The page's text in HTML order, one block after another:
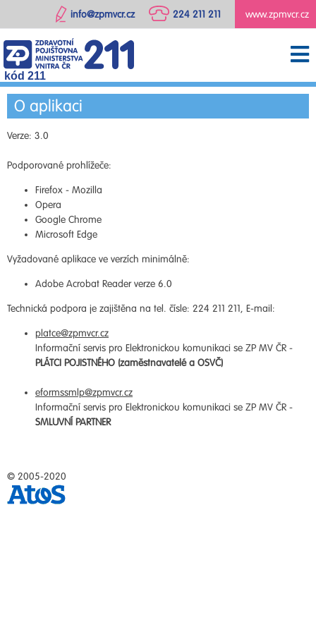
www.zpmvcr.cz
224 211 211
info@zpmvcr.cz
kód 211
O aplikaci
Verze: 3.0
Podporované prohlížeče:
Firefox - Mozilla
Opera
Google Chrome
Microsoft Edge
Vyžadované aplikace ve verzích minimálně:
Adobe Acrobat Reader verze 6.0
Technická podpora je zajištěna na tel. čísle: 224 211 211, E-mail:
platce@zpmvcr.cz
Informační servis pro Elektronickou komunikaci se ZP MV ČR -
PLÁTCI POJISTNÉHO (zaměstnavatelé a OSVČ)
eformssmlp@zpmvcr.cz
Informační servis pro Elektronickou komunikaci se ZP MV ČR -
SMLUVNÍ PARTNER
© 2005-2020